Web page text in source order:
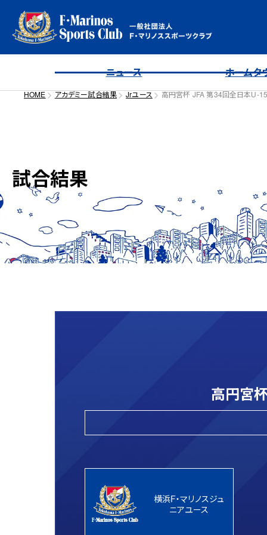
ニュース ホームタ
HOME アカデミー試合結果 Jrユース 高円宮杯 JFA 第34回全日本U-
試合結果
高円宮
横浜F・マリノスジュ
ニアユース